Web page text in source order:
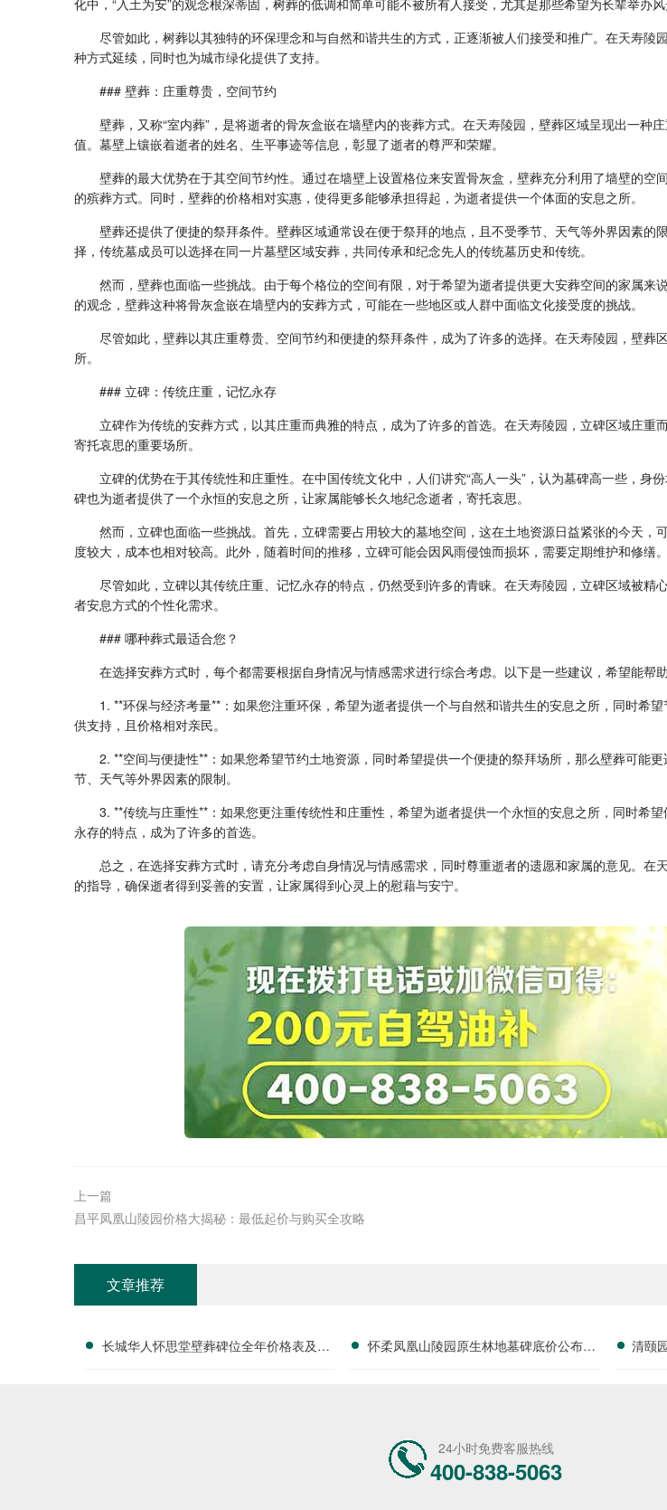
尽管如此，树葬以其独特的环保理念和与自然和谐共生的方式，正逐渐被人们接受和推广。在天寿陵园
种方式延续，同时也为城市绿化提供了支持。
### 壁葬：庄重尊贵，空间节约
壁葬，又称“室内葬”，是将逝者的骨灰盒嵌在墙壁内的丧葬方式。在天寿陵园 ，壁葬区域呈现出一种
值。墓壁上镶嵌着逝者的姓名、生平事迹等信息，彰显了逝者的尊严和荣耀。
壁葬的最大优势在于其空间节约性。通过在墙壁上设置格位来安置骨灰盒，壁葬充分利用了墙壁的
的殡葬方式。同时，壁葬的价格相对实惠，使得更多能够承担得起，为逝者提供一个体面的安息之所。
壁葬还提供了便捷的祭拜条件。壁葬区域通常设在便于祭拜的地点，且不受季节、天气等外界因素
择，传统墓成员可以选择在同一片墓壁区域安葬，共同传承和纪念先人的传统墓历史和传统。
然而，壁葬也面临一些挑战。由于每个格位的空间有限，对于希望为逝者提供更大安葬空间的家属
的观念，壁葬这种将骨灰盒嵌在墙壁内的安葬方式，可能在一些地区或人群中面临文化接受度的挑战。
尽管如此，壁葬以其庄重尊贵、空间节约和便捷的祭拜条件，成为了许多的选择。在天寿陵园 ，壁葬
所。
### 立碑：传统庄重，记忆永存
立碑作为传统的安葬方式，以其庄重而典雅的特点，成为了许多的首选。在天寿陵园 ，立碑区域庄重
寄托哀思的重要场所。
立碑的优势在于其传统性和庄重性。在中国传统文化中，人们讲究“高人一头”，认为墓碑高一些，
碑也为逝者提供了一个永恒的安息之所，让家属能够长久地纪念逝者，寄托哀思。
然而，立碑也面临一些挑战。首先，立碑需要占用较大的墓地空间，这在土地资源日益紧张的今天
度较大，成本也相对较高。此外，随着时间的推移，立碑可能会因风雨侵蚀而损坏，需要定期维护和修缮。
尽管如此，立碑以其传统庄重、记忆永存的特点，仍然受到许多的青睐。在天寿陵园 ，立碑区域被精
者安息方式的个性化需求。
### 哪种葬式最适合您？
在选择安葬方式时，每个都需要根据自身情况与情感需求进行综合考虑。以下是一些建议，希望能帮
1. **环保与经济考量**：如果您注重环保，希望为逝者提供一个与自然和谐共生的安息之所，同时希
供支持，且价格相对亲民。
2. **空间与便捷性**：如果您希望节约土地资源，同时希望提供一个便捷的祭拜场所，那么壁葬可能
节、天气等外界因素的限制。
3. **传统与庄重性**：如果您更注重传统性和庄重性，希望为逝者提供一个永恒的安息之所，同时希
永存的特点，成为了许多的首选。
总之，在选择安葬方式时，请充分考虑自身情况与情感需求，同时尊重逝者的遗愿和家属的意见。在
的指导，确保逝者得到妥善的安置，让家属得到心灵上的慰藉与安宁。
上一篇
昌平凤凰山陵园价格大揭秘：最低起价与购买全攻略
文章推荐
长城华人怀思堂壁葬碑位全年价格表及团
怀柔凤凰山陵园原生林地墓碑底价公布，
清颐
24小时免费客服热线
400-838-5063